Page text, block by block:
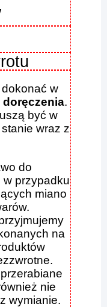
w
doręczenia.
być w
wraz z
do
w przypadku
miano
na
nie
wymianie.